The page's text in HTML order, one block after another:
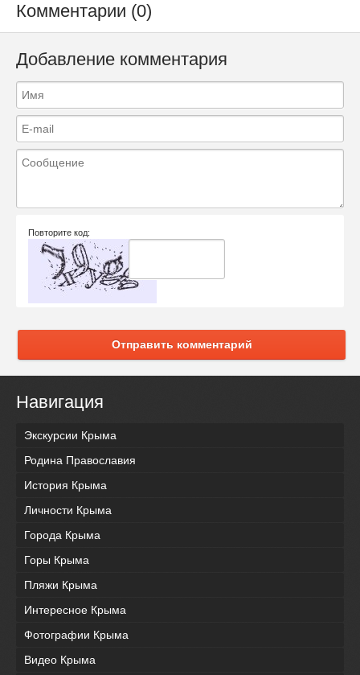
Комментарии (0)
Добавление комментария
Повторите код:
Отправить комментарий
Навигация
Экскурсии Крыма
Родина Православия
История Крыма
Личности Крыма
Города Крыма
Горы Крыма
Пляжи Крыма
Интересное Крыма
Фотографии Крыма
Видео Крыма